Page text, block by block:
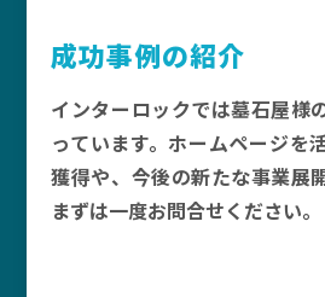
成功事例の紹介
インターロックでは墓石屋様
っています。ホームページを
獲得や、今後の新たな事業展
まずは一度お問合せください。